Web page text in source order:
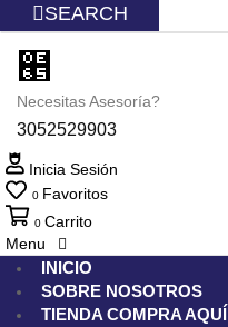
SEARCH
Necesitas Asesoría?
3052529903
Inicia Sesión
0 Favoritos
0 Carrito
Menu
INICIO
SOBRE NOSOTROS
TIENDA COMPRA AQUÍ